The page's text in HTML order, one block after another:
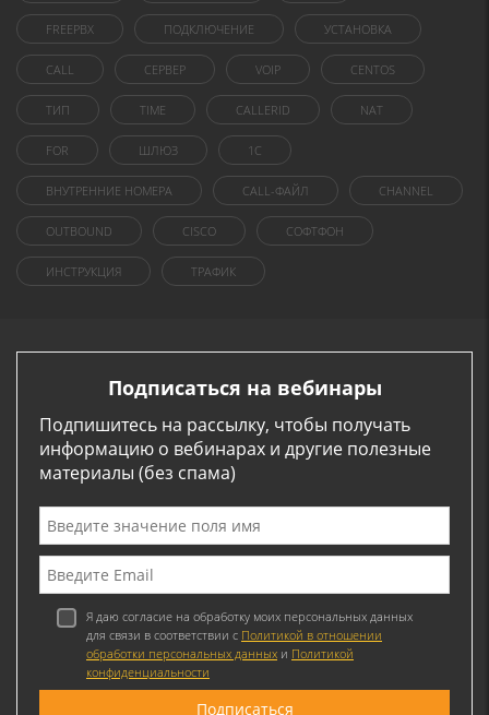
FREEPBX ПОДКЛЮЧЕНИЕ УСТАНОВКА
CALL СЕРВЕР VOIP CENTOS
ТИП TIME CALLERID NAT
FOR ШЛЮЗ 1C
ВНУТРЕННИЕ НОМЕРА CALL-ФАЙЛ CHANNEL
OUTBOUND CISCO СОФТФОН
ИНСТРУКЦИЯ ТРАФИК
Подписаться на вебинары
Подпишитесь на рассылку, чтобы получать
информацию о вебинарах и другие полезные
материалы (без спама)
Я даю согласие на обработку моих персональных данных
для связи в соответствии с Политикой в отношении
обработки персональных данных и Политикой
конфиденциальности